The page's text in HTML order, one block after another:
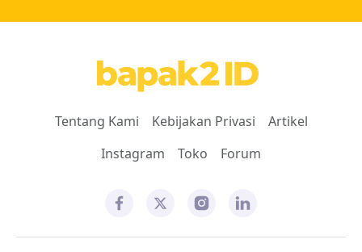
Tentang Kami Kebijakan Privasi
Artikel
Instagram
Toko Forum